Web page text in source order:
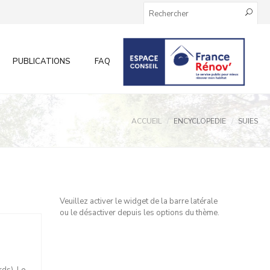
PUBLICATIONS FAQ INFOS AUX PARTICULIERS
ACCUEIL ENCYCLOPEDIE SUIES
Veuillez activer le widget de la barre latérale
ou le désactiver depuis les options du thème.